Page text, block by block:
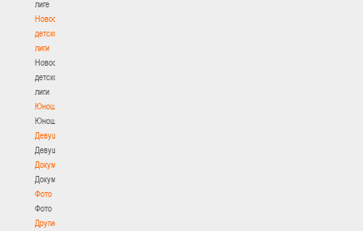
лиге
Новости
детской
лиги
Новости
детской
лиги
Юноши
Юноши
Девушки
Девушки
Документы
Документы
Фото
Фото
Другие